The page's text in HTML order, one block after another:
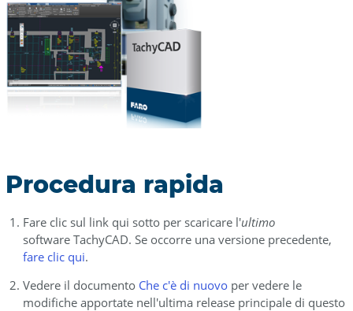
Procedura rapida
Fare clic sul link qui sotto per scaricare l'ultimo
software TachyCAD. Se occorre una versione precedente,
fare clic qui.
Vedere il documento Che c'è di nuovoper vedere le
modifiche apportate nell'ultima release principale di questo